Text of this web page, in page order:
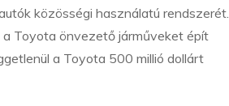
közösségi használatú rendszerét.
Toyota önvezető járműveket épít
a Toyota 500 millió dollárt